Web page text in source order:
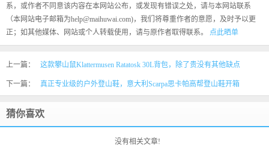
系，或作者不同意该内容在本网站公布，或发现有错误之处，请与本网站联系
（本网站电子邮箱为help@maihuwai.com)，我们将尊重作者的意愿，及时予以更
正；如其他媒体、网站或个人转载使用，请与原作者取得联系。 点此晒单
上一篇： 这款攀山鼠Klattermusen Ratatosk 30L背包，除了贵没有其他缺点
下一篇： 真正专业级的户外登山鞋，意大利Scarpa思卡帕高帮登山鞋开箱
猜你喜欢
没有相关文章!